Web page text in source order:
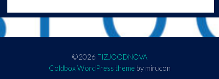
©2026 FIZJOODNOVA
Coldbox WordPress theme by mirucon